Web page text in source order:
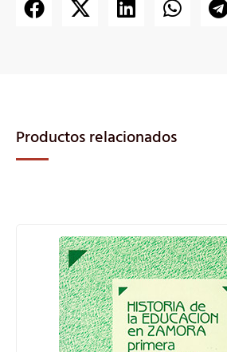
Productos relacionados